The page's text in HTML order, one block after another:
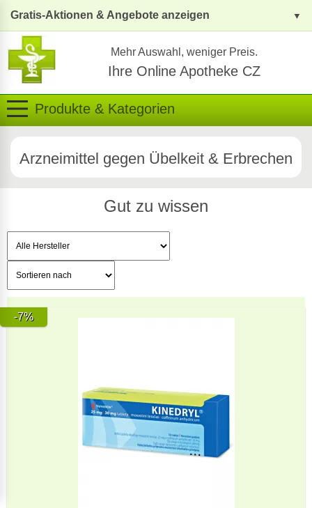
Gratis-Aktionen & Angebote anzeigen
Mehr Auswahl, weniger Preis.
Ihre Online Apotheke CZ
Produkte & Kategorien
Arzneimittel gegen Übelkeit & Erbrechen
Gut zu wissen
-7%